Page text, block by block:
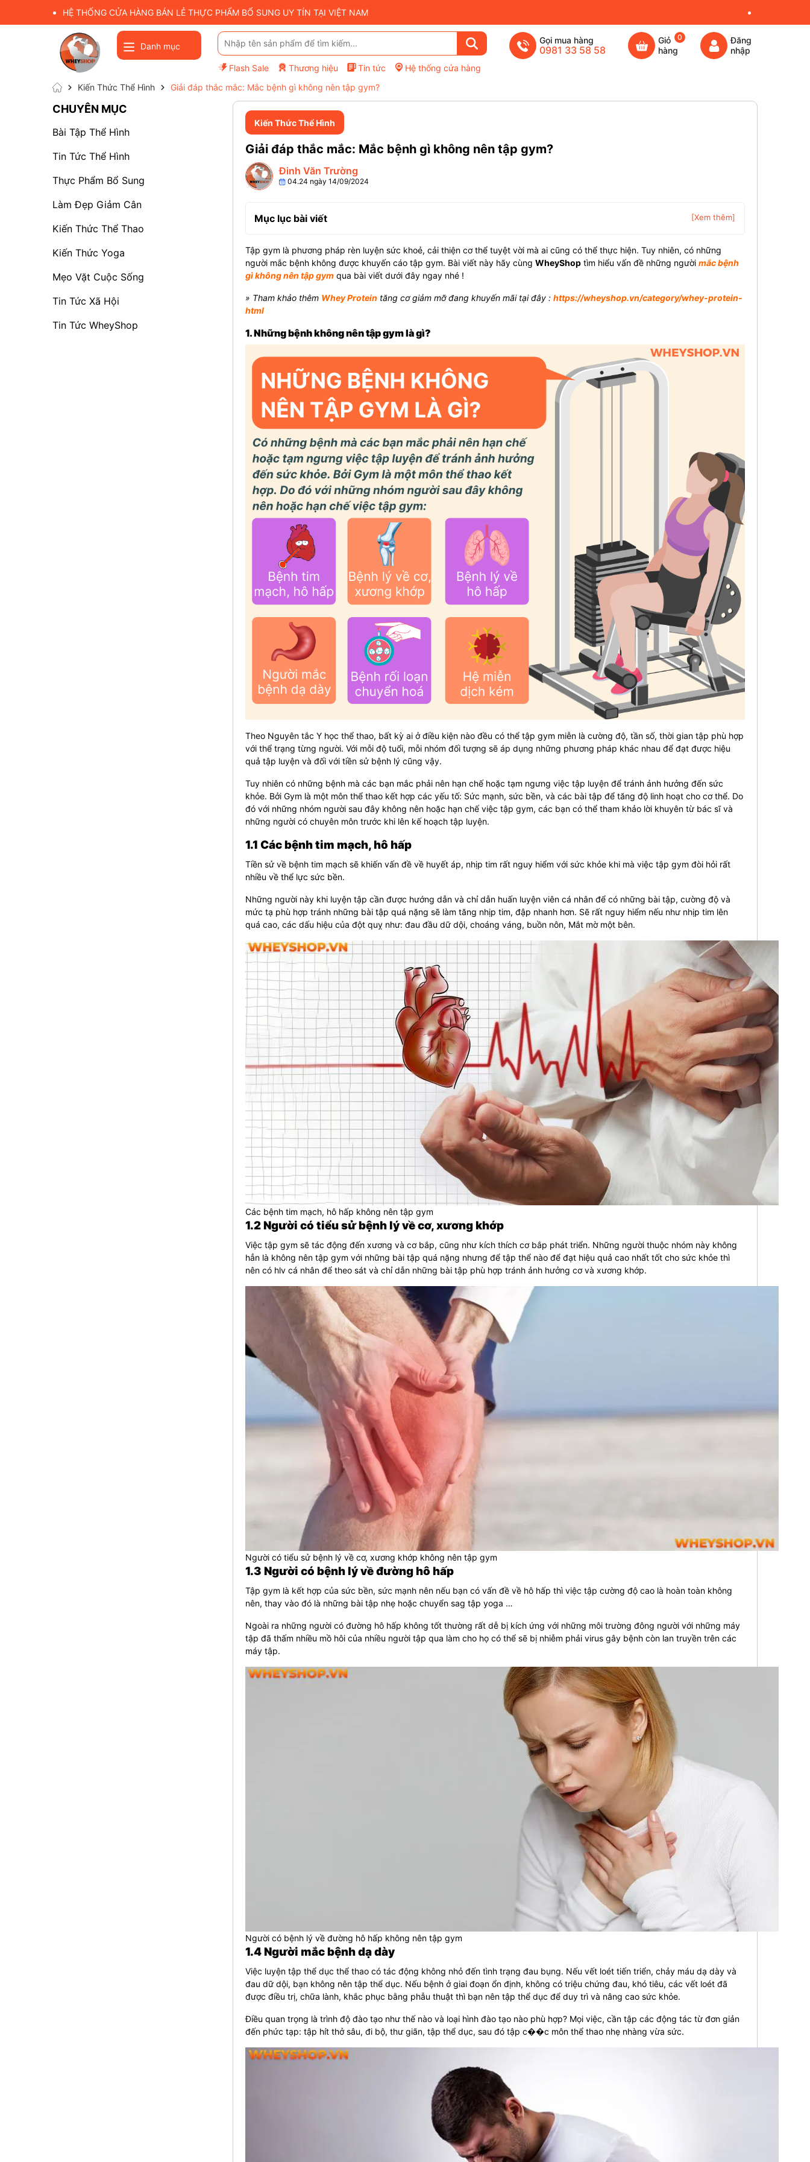
HỆ THỐNG CỬA HÀNG BÁN LẺ THỰC PHẨM BỔ SUNG UY TÍN TẠI VIỆT NAM
Danh mục
Flash Sale Thương hiệu Tin tức Hệ thống cửa hàng
Gọi mua hàng
0981 33 58 58
Giỏ
hàng
0
Đăng
nhập
Kiến Thức Thể Hình Giải đáp thắc mắc: Mắc bệnh gì không nên tập gym?
Kiến Thức Thể Hình
Giải đáp thắc mắc: Mắc bệnh gì không nên tập gym?
Đinh Văn Trường
04.24 ngày 14/09/2024
Mục lục bài viết [Xem thêm]
Tập gym là phương pháp rèn luyện sức khoẻ, cải thiện cơ thể tuyệt vời mà ai cũng có thể thực hiện. Tuy nhiên, có những
người mắc bệnh không được khuyến cáo tập gym. Bài viết này hãy cùng WheyShoptìm hiểu vấn đề những người mắc bệnh
gì không nên tập gymqua bài viết dưới đây ngay nhé !
» Tham khảo thêm Whey Protein tăng cơ giảm mỡ đang khuyến mãi tại đây : https://wheyshop.vn/category/whey-protein-
html
1. Những bệnh không nên tập gym là gì?
Theo Nguyên tắc Y học thể thao, bất kỳ ai ở điều kiện nào đều có thể tập gym miễn là cường độ, tần số, thời gian tập phù hợp
với thể trạng từng người. Với mỗi độ tuổi, mỗi nhóm đối tượng sẽ áp dụng những phương pháp khác nhau để đạt được hiệu
quả tập luyện và đối với tiền sử bệnh lý cũng vậy.
Tuy nhiên có những bệnh mà các bạn mắc phải nên hạn chế hoặc tạm ngưng việc tập luyện để tránh ảnh hưởng đến sức
khỏe. Bởi Gym là một môn thể thao kết hợp các yếu tố: Sức mạnh, sức bền, và các bài tập để tăng độ linh hoạt cho cơ thể. Do
đó với những nhóm người sau đây không nên hoặc hạn chế việc tập gym, các bạn có thể tham khảo lời khuyên từ bác sĩ và
những người có chuyên môn trước khi lên kế hoạch tập luyện.
1.1 Các bệnh tim mạch, hô hấp
Tiền sử về bệnh tim mạch sẽ khiến vấn đề về huyết áp, nhịp tim rất nguy hiểm với sức khỏe khi mà việc tập gym đòi hỏi rất
nhiều về thể lực sức bền.
Những người này khi luyện tập cần được hướng dẫn và chỉ dẫn huấn luyện viên cá nhân để có những bài tập, cường độ và
mức tạ phù hợp tránh những bài tập quá nặng sẽ làm tăng nhịp tim, đập nhanh hơn. Sẽ rất nguy hiểm nếu như nhịp tim lên
quá cao, các dấu hiệu của đột quỵ như: đau đầu dữ dội, choáng váng, buồn nôn, Mắt mờ một bên.
Các bệnh tim mạch, hô hấp không nên tập gym
1.2 Người có tiểu sử bệnh lý về cơ, xương khớp
Việc tập gym sẽ tác động đến xương và cơ bắp, cũng như kích thích cơ bắp phát triển. Những người thuộc nhóm này không
hẳn là không nên tập gym với những bài tập quá nặng nhưng để tập thể nào để đạt hiệu quả cao nhất tốt cho sức khỏe thì
nên có hlv cá nhân để theo sát và chỉ dẫn những bài tập phù hợp tránh ảnh hưởng cơ và xương khớp.
Người có tiểu sử bệnh lý về cơ, xương khớp không nên tập gym
1.3 Người có bệnh lý về đường hô hấp
Tập gym là kết hợp của sức bền, sức mạnh nên nếu bạn có vấn đề về hô hấp thì việc tập cường độ cao là hoàn toàn không
nên, thay vào đó là những bài tập nhẹ hoặc chuyển sag tập yoga …
Ngoài ra những người có đường hô hấp không tốt thường rất dễ bị kích ứng với những môi trường đông người với những máy
tập đã thấm nhiều mồ hôi của nhiều người tập qua làm cho họ có thể sẽ bị nhiễm phải virus gây bệnh còn lan truyền trên các
máy tập.
Người có bệnh lý về đường hô hấp không nên tập gym
1.4 Người mắc bệnh dạ dày
Việc luyện tập thể dục thể thao có tác động không nhỏ đến tình trạng đau bụng. Nếu vết loét tiến triển, chảy máu dạ dày và
đau dữ dội, bạn không nên tập thể dục. Nếu bệnh ở giai đoạn ổn định, không có triệu chứng đau, khó tiêu, các vết loét đã
được điều trị, chữa lành, khắc phục bằng phẫu thuật thì bạn nên tập thể dục để duy trì và nâng cao sức khỏe.
Điều quan trọng là trình độ đào tạo như thế nào và loại hình đào tạo nào phù hợp? Mọi việc, cần tập các động tác từ đơn giản
đến phức tạp: tập hít thở sâu, đi bộ, thư giãn, tập thể dục, sau đó tập c��c môn thể thao nhẹ nhàng vừa sức.
CHUYÊN MỤC
Bài Tập Thể Hình
Tin Tức Thể Hình
Thực Phẩm Bổ Sung
Làm Đẹp Giảm Cân
Kiến Thức Thể Thao
Kiến Thức Yoga
Mẹo Vặt Cuộc Sống
Tin Tức Xã Hội
Tin Tức WheyShop